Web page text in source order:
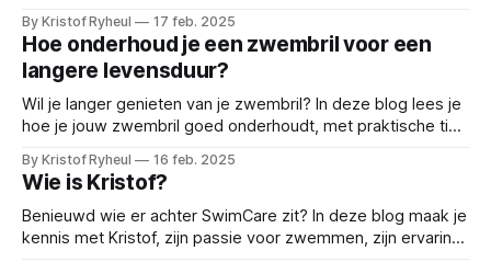
voor zwemmen op elk niveau.
By Kristof Ryheul 17 feb. 2025
Hoe onderhoud je een zwembril voor een
langere levensduur?
Wil je langer genieten van je zwembril? In deze blog lees je
hoe je jouw zwembril goed onderhoudt, met praktische tips
of condensvorming.
By Kristof Ryheul 16 feb. 2025
Wie is Kristof?
Benieuwd wie er achter SwimCare zit? In deze blog maak je
kennis met Kristof, zijn passie voor zwemmen, zijn ervaring